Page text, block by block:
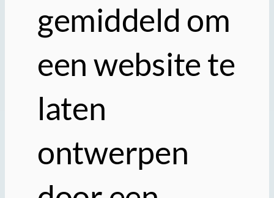
gemiddeld om
een website te
laten
ontwerpen